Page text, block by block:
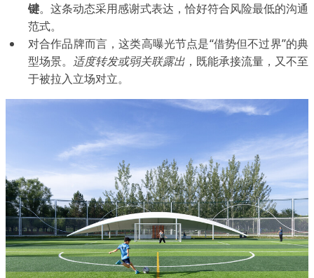
键。这条动态采用感谢式表达，恰好符合风险最低的沟通
范式。
对合作品牌而言，这类高曝光节点是“借势但不过界”的典
型场景。 适度转发或弱关联露出 ，既能承接流量，又不至
于被拉入立场对立。